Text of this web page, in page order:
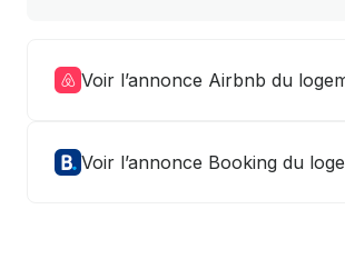
Voir l’annonce Airbnb du
Voir l’annonce Booking du